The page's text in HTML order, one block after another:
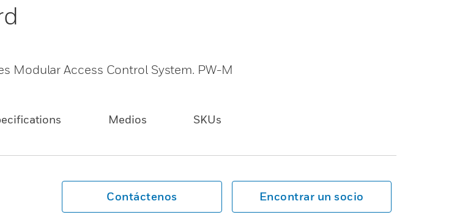
Modular Access Control System. PW-M
Medios SKUs
Contáctenos Encontrar un socio